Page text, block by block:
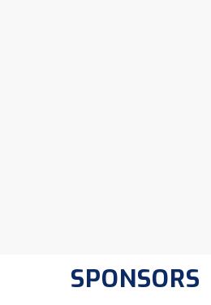
SPONSORS